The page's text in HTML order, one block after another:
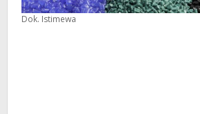
Dok. Istimewa